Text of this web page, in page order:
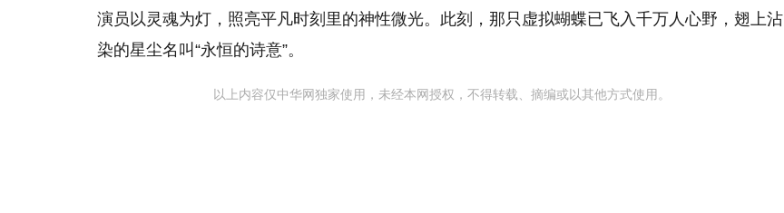
演员以灵魂为灯，照亮平凡时刻里的神性微光。此刻，那只虚拟蝴蝶已飞入千万人心野，翅上沾
染的星尘名叫“永恒的诗意”。
以上内容仅中华网独家使用，未经本网授权，不得转载、摘编或以其他方式使用。